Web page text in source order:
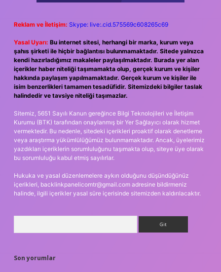
Reklam ve İletişim: Skype: live:.cid.575569c608265c69
Yasal Uyarı: Bu internet sitesi, herhangi bir marka, kurum veya
şahıs şirketi ile hiçbir bağlantısı bulunmamaktadır. Sitede yalnızca
kendi hazırladığımız makaleler paylaşılmaktadır. Burada yer alan
içerikler haber niteliği taşımamakta olup, gerçek kurum ve kişiler
hakkında paylaşım yapılmamaktadır. Gerçek kurum ve kişiler ile
isim benzerlikleri tamamen tesadüfidir. Sitemizdeki bilgiler taslak
halindedir ve tavsiye niteliği taşımazlar.
Sitemiz, 5651 Sayılı Kanun gereğince Bilgi Teknolojileri ve İletişim
Kurumu (BTK) tarafından onaylanmış bir Yer Sağlayıcı olarak hizmet
vermektedir. Bu nedenle, sitedeki içerikleri proaktif olarak denetleme
veya araştırma yükümlülüğümüz bulunmamaktadır. Ancak, üyelerimiz
yazdıkları içeriklerin sorumluluğunu taşımakta olup, siteye üye olarak
bu sorumluluğu kabul etmiş sayılırlar.
Hukuka ve yasal düzenlemelere aykırı olduğunu düşündüğünüz
içerikleri, backlinkpanelicomtr@gmail.com adresine bildirmeniz
halinde, ilgili içerikler yasal süre içerisinde sitemizden kaldırılacaktır.
Son yorumlar